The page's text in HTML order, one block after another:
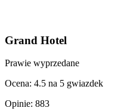
Grand Hotel
Prawie wyprzedane
Ocena: 4.5 na 5 gwiazdek
Opinie: 883